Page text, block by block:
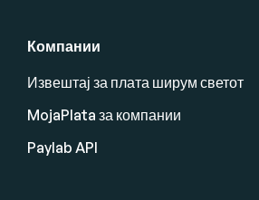
Компании
Извештај за плата ширум светот
MojaPlata за компании
Paylab API